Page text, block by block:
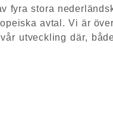
fyra stora
avtal. Vi är
utveckling där,